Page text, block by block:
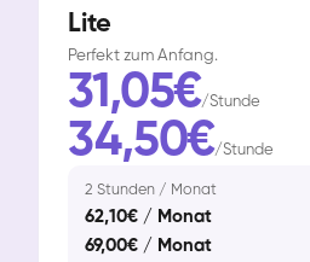
Lite
Perfekt zum Anfang.
31,05€/Stunde
34,50€/Stunde
2 Stunden / Monat
62,10€ / Monat
69,00€ / Monat